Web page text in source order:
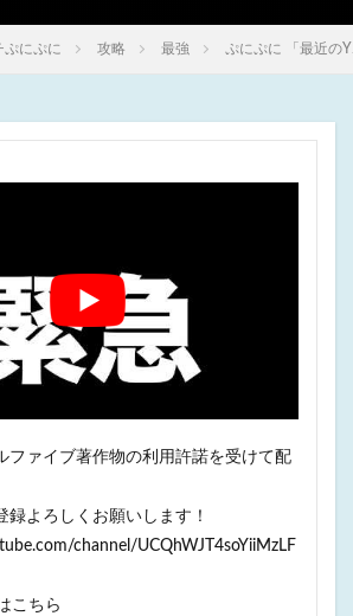
ぷにぷに 攻略 最強 ぷにぷに 「最近の
ファイブ著作物の利用許諾を受けて配
録よろしくお願いします！
channel/UCQhWJT4soYiiMzLF
こちら